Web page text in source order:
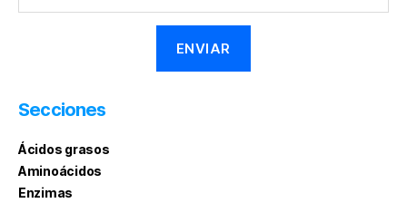
Secciones
Ácidos grasos
Aminoácidos
Enzimas